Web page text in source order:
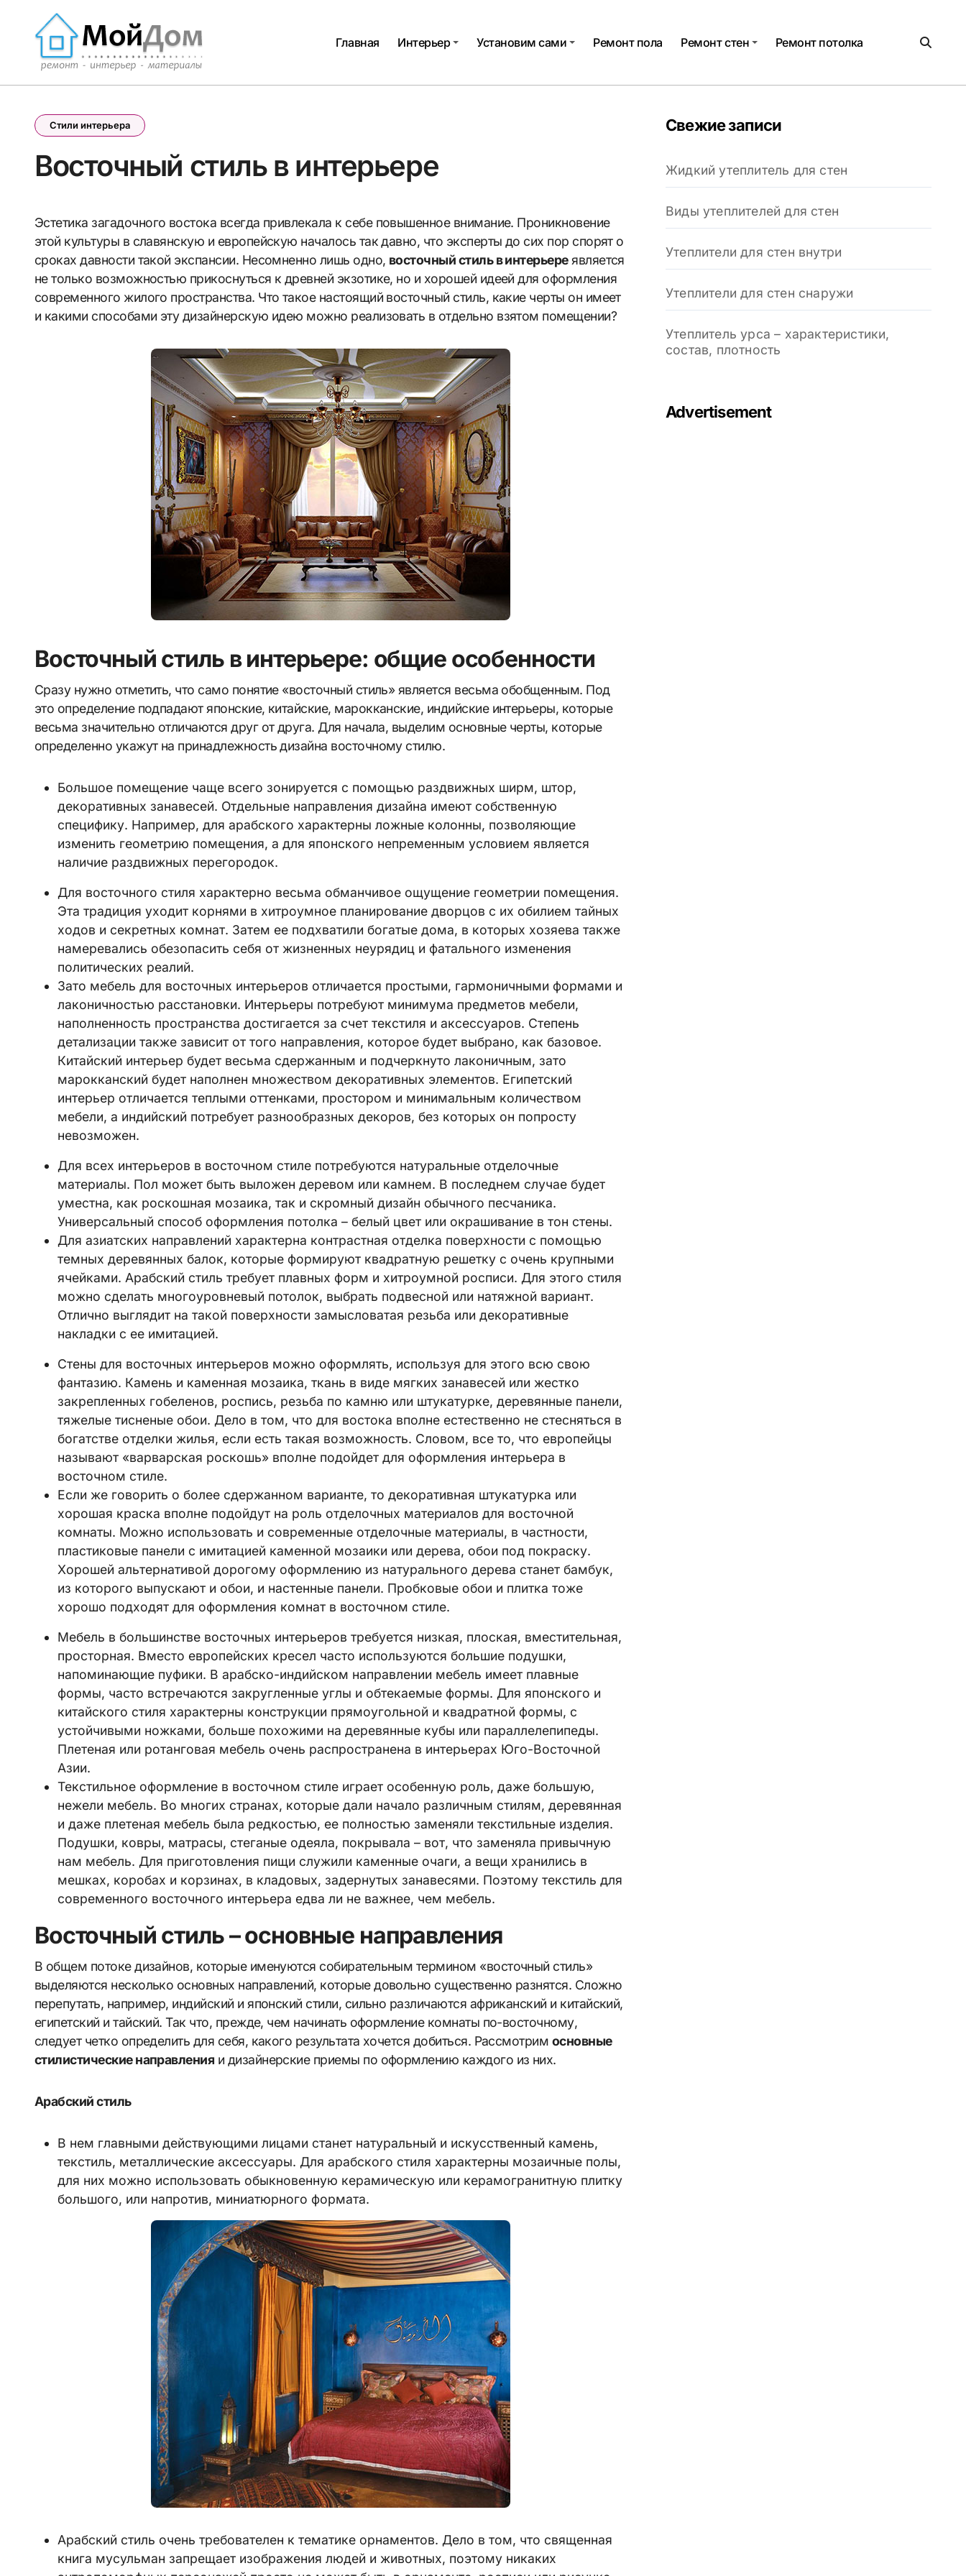
содержанию
Главная Интерьер Установим сами Ремонт пола Ремонт стен Ремонт потолка
Стили интерьера
Восточный стиль в интерьере
Эстетика загадочного востока всегда привлекала к себе повышенное внимание. Проникновение
этой культуры в славянскую и европейскую началось так давно, что эксперты до сих пор спорят о
сроках давности такой экспансии. Несомненно лишь одно, восточный стиль в интерьереявляется
не только возможностью прикоснуться к древней экзотике, но и хорошей идеей для оформления
современного жилого пространства. Что такое настоящий восточный стиль, какие черты он имеет
и какими способами эту дизайнерскую идею можно реализовать в отдельно взятом помещении?
Восточный стиль в интерьере: общие особенности
Сразу нужно отметить, что само понятие «восточный стиль» является весьма обобщенным. Под
это определение подпадают японские, китайские, марокканские, индийские интерьеры, которые
весьма значительно отличаются друг от друга. Для начала, выделим основные черты, которые
определенно укажут на принадлежность дизайна восточному стилю.
Большое помещение чаще всего зонируется с помощью раздвижных ширм, штор,
декоративных занавесей. Отдельные направления дизайна имеют собственную
специфику. Например, для арабского характерны ложные колонны, позволяющие
изменить геометрию помещения, а для японского непременным условием является
наличие раздвижных перегородок.
Для восточного стиля характерно весьма обманчивое ощущение геометрии помещения.
Эта традиция уходит корнями в хитроумное планирование дворцов с их обилием тайных
ходов и секретных комнат. Затем ее подхватили богатые дома, в которых хозяева также
намеревались обезопасить себя от жизненных неурядиц и фатального изменения
политических реалий.
Зато мебель для восточных интерьеров отличается простыми, гармоничными формами и
лаконичностью расстановки. Интерьеры потребуют минимума предметов мебели,
наполненность пространства достигается за счет текстиля и аксессуаров. Степень
детализации также зависит от того направления, которое будет выбрано, как базовое.
Китайский интерьер будет весьма сдержанным и подчеркнуто лаконичным, зато
марокканский будет наполнен множеством декоративных элементов. Египетский
интерьер отличается теплыми оттенками, простором и минимальным количеством
мебели, а индийский потребует разнообразных декоров, без которых он попросту
невозможен.
Для всех интерьеров в восточном стиле потребуются натуральные отделочные
материалы. Пол может быть выложен деревом или камнем. В последнем случае будет
уместна, как роскошная мозаика, так и скромный дизайн обычного песчаника.
Универсальный способ оформления потолка – белый цвет или окрашивание в тон стены.
Для азиатских направлений характерна контрастная отделка поверхности с помощью
темных деревянных балок, которые формируют квадратную решетку с очень крупными
ячейками. Арабский стиль требует плавных форм и хитроумной росписи. Для этого стиля
можно сделать многоуровневый потолок, выбрать подвесной или натяжной вариант.
Отлично выглядит на такой поверхности замысловатая резьба или декоративные
накладки с ее имитацией.
Стены для восточных интерьеров можно оформлять, используя для этого всю свою
фантазию. Камень и каменная мозаика, ткань в виде мягких занавесей или жестко
закрепленных гобеленов, роспись, резьба по камню или штукатурке, деревянные панели,
тяжелые тисненые обои. Дело в том, что для востока вполне естественно не стесняться в
богатстве отделки жилья, если есть такая возможность. Словом, все то, что европейцы
называют «варварская роскошь» вполне подойдет для оформления интерьера в
восточном стиле.
Если же говорить о более сдержанном варианте, то декоративная штукатурка или
хорошая краска вполне подойдут на роль отделочных материалов для восточной
комнаты. Можно использовать и современные отделочные материалы, в частности,
пластиковые панели с имитацией каменной мозаики или дерева, обои под покраску.
Хорошей альтернативой дорогому оформлению из натурального дерева станет бамбук,
из которого выпускают и обои, и настенные панели. Пробковые обои и плитка тоже
хорошо подходят для оформления комнат в восточном стиле.
Мебель в большинстве восточных интерьеров требуется низкая, плоская, вместительная,
просторная. Вместо европейских кресел часто используются большие подушки,
напоминающие пуфики. В арабско-индийском направлении мебель имеет плавные
формы, часто встречаются закругленные углы и обтекаемые формы. Для японского и
китайского стиля характерны конструкции прямоугольной и квадратной формы, с
устойчивыми ножками, больше похожими на деревянные кубы или параллелепипеды.
Плетеная или ротанговая мебель очень распространена в интерьерах Юго-Восточной
Азии.
Текстильное оформление в восточном стиле играет особенную роль, даже большую,
нежели мебель. Во многих странах, которые дали начало различным стилям, деревянная
и даже плетеная мебель была редкостью, ее полностью заменяли текстильные изделия.
Подушки, ковры, матрасы, стеганые одеяла, покрывала – вот, что заменяла привычную
нам мебель. Для приготовления пищи служили каменные очаги, а вещи хранились в
мешках, коробах и корзинах, в кладовых, задернутых занавесями. Поэтому текстиль для
современного восточного интерьера едва ли не важнее, чем мебель.
Восточный стиль – основные направления
В общем потоке дизайнов, которые именуются собирательным термином «восточный стиль»
выделяются несколько основных направлений, которые довольно существенно разнятся. Сложно
перепутать, например, индийский и японский стили, сильно различаются африканский и китайский,
египетский и тайский. Так что, прежде, чем начинать оформление комнаты по-восточному,
следует четко определить для себя, какого результата хочется добиться. Рассмотрим основные
стилистические направления и дизайнерские приемы по оформлению каждого из них.
Арабский стиль
В нем главными действующими лицами станет натуральный и искусственный камень,
текстиль, металлические аксессуары. Для арабского стиля характерны мозаичные полы,
для них можно использовать обыкновенную керамическую или керамогранитную плитку
большого, или напротив, миниатюрного формата.
Арабский стиль очень требователен к тематике орнаментов. Дело в том, что священная
книга мусульман запрещает изображения людей и животных, поэтому никаких
Свежие записи
Жидкий утеплитель для стен
Виды утеплителей для стен
Утеплители для стен внутри
Утеплители для стен снаружи
Утеплитель урса – характеристики,
состав, плотность
Advertisement